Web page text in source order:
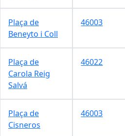
Plaça de
Beneyto i Coll
46003
Plaça de
Carola Reig
Salvá
46022
Plaça de
Cisneros
46003